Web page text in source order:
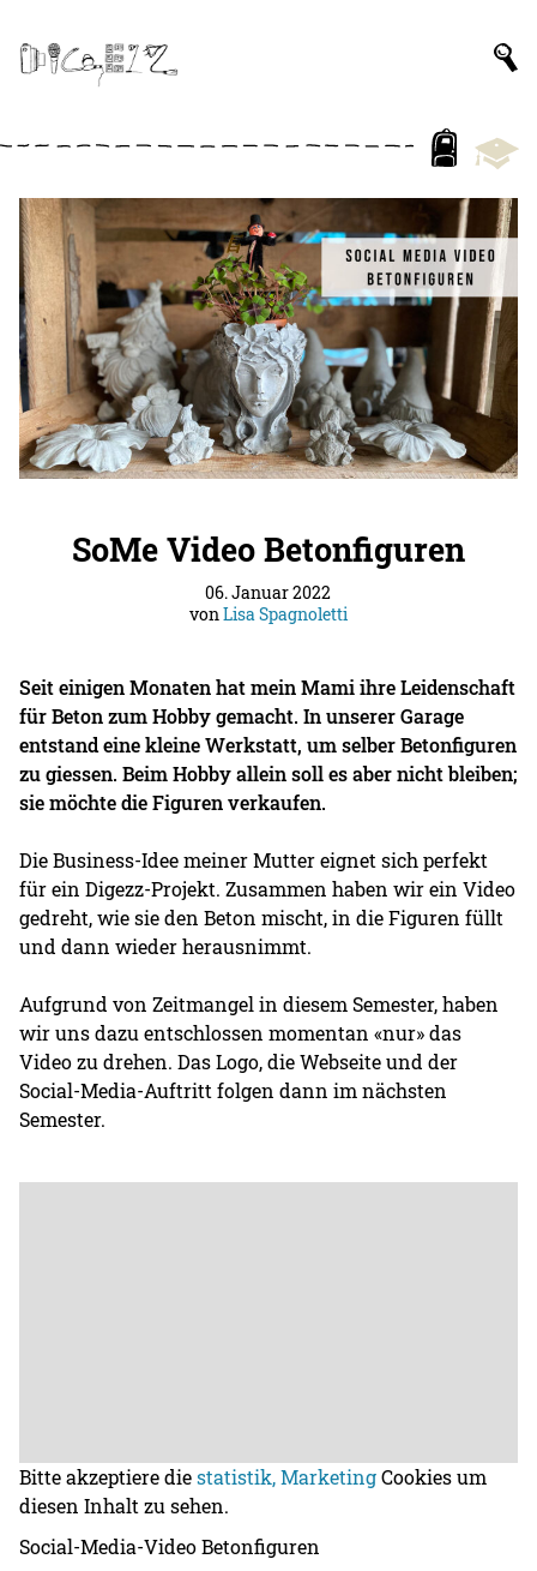
SoMe Video Betonfiguren
06. Januar 2022
vonLisa Spagnoletti
Seit einigen Monaten hat mein Mami ihre Leidenschaft
für Beton zum Hobby gemacht. In unserer Garage
entstand eine kleine Werkstatt, um selber Betonfiguren
zu giessen. Beim Hobby allein soll es aber nicht bleiben;
sie möchte die Figuren verkaufen.
Die Business-Idee meiner Mutter eignet sich perfekt
für ein Digezz-Projekt. Zusammen haben wir ein Video
gedreht, wie sie den Beton mischt, in die Figuren füllt
und dann wieder herausnimmt.
Aufgrund von Zeitmangel in diesem Semester, haben
wir uns dazu entschlossen momentan «nur» das
Video zu drehen. Das Logo, die Webseite und der
Social-Media-Auftritt folgen dann im nächsten
Semester.
Bitte akzeptiere diestatistik, MarketingCookies um
diesen Inhalt zu sehen.
Social-Media-Video Betonfiguren